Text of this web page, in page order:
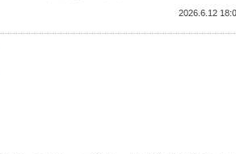
2026.6.12